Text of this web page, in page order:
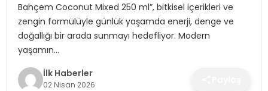
TEKNOLOJI
YAŞAM
Bahçem Coconut Mixed 250 ml”, bitkisel içerikleri ve
zengin formülüyle günlük yaşamda enerji, denge ve
doğallığı bir arada sunmayı hedefliyor. Modern
yaşamın…
İlk Haberler
02 Nisan 2026